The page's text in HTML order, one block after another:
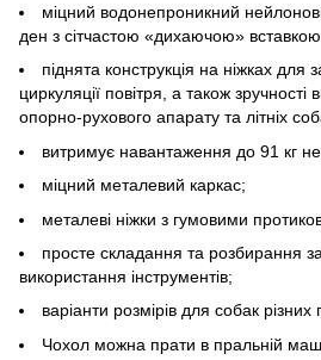
міцний водонепроникний
ден з сітчастою «дихаючою»
піднята конструкція на ніжках для
циркуляції повітря, а також
опорно-рухового апарату та літніх
витримує навантаження до 91 кг
міцний металевий каркас;
металеві ніжки з гумовими
просте складання та розбирання
використання інструментів;
варіанти розмірів для собак різних
Чохол можна прати в пральній